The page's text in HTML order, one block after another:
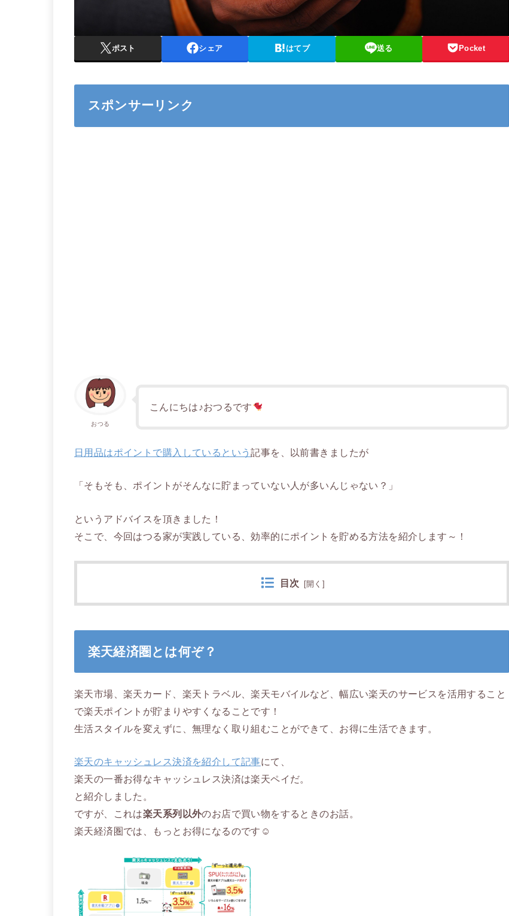
ポスト シェア はてブ 送る Pocket
スポンサーリンク
おつる
こんにちは♪おつるです
日用品はポイントで購入しているという記事を、以前書きましたが
「そもそも、ポイントがそんなに貯まっていない人が多いんじゃない？」
というアドバイスを頂きました！
そこで、今回はつる家が実践している、効率的にポイントを貯める方法を紹介します～！
目次 開く
楽天経済圏とは何ぞ？
楽天市場、楽天カード、楽天トラベル、楽天モバイルなど、幅広い楽天のサービスを活用すること
で楽天ポイントが貯まりやすくなることです！
生活スタイルを変えずに、無理なく取り組むことができて、お得に生活できます。
楽天のキャッシュレス決済を紹介して記事にて、
楽天の一番お得なキャッシュレス決済は楽天ペイだ。
と紹介しました。
ですが、これは楽天系列以外のお店で買い物をするときのお話。
楽天経済圏では、もっとお得になるのです☺